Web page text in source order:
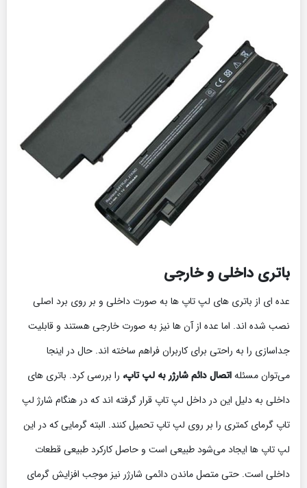
باتری داخلی و خارجی
عده ای از باتری های لپ تاپ ها به صورت داخلی و بر روی برد اصلی
نصب شده اند. اما عده از آن ها نیز به صورت خارجی هستند و قابلیت
جداسازی را به راحتی برای کاربران فراهم ساخته اند. حال در اینجا
می‌توان مسئلهاتصال دائم شارژر به لپ تاپ، را بررسی کرد. باتری های
داخلی به دلیل این در داخل لپ تاپ قرار گرفته اند که در هنگام شارژ لپ
تاپ گرمای کمتری را بر روی لپ تاپ تحمیل کنند. البته گرمایی که در این
لپ تاپ ها ایجاد می‌شود طبیعی است و حاصل کارکرد طبیعی قطعات
داخلی است. حتی متصل ماندن دائمی شارژر نیز موجب افزایش گرمای